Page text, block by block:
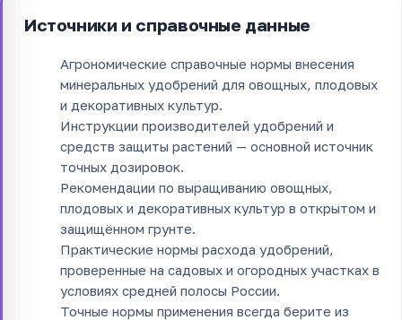
Источники и справочные данные
Агрономические справочные нормы внесения
минеральных удобрений для овощных, плодовых
и декоративных культур.
Инструкции производителей удобрений и
средств защиты растений — основной источник
точных дозировок.
Рекомендации по выращиванию овощных,
плодовых и декоративных культур в открытом и
защищённом грунте.
Практические нормы расхода удобрений,
проверенные на садовых и огородных участках в
условиях средней полосы России.
Точные нормы применения всегда берите из